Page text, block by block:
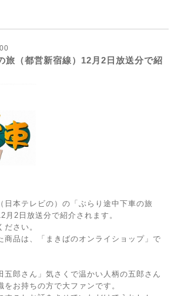
旅（都営新宿線）12月2日放送分で紹
日本テレビの）の「ぶらり途中下車の旅
月2日放送分で紹介されます。
さい。
商品は、「 まきばのオンライショップ 」で
五郎さん」気さくで温かい人柄の五郎さん
をお持ちの方で大ファンです。